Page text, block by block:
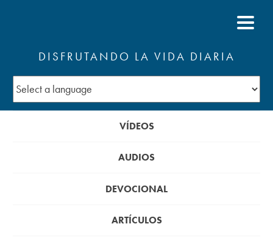
DISFRUTANDO LA VIDA DIARIA
VÍDEOS
AUDIOS
DEVOCIONAL
ARTÍCULOS